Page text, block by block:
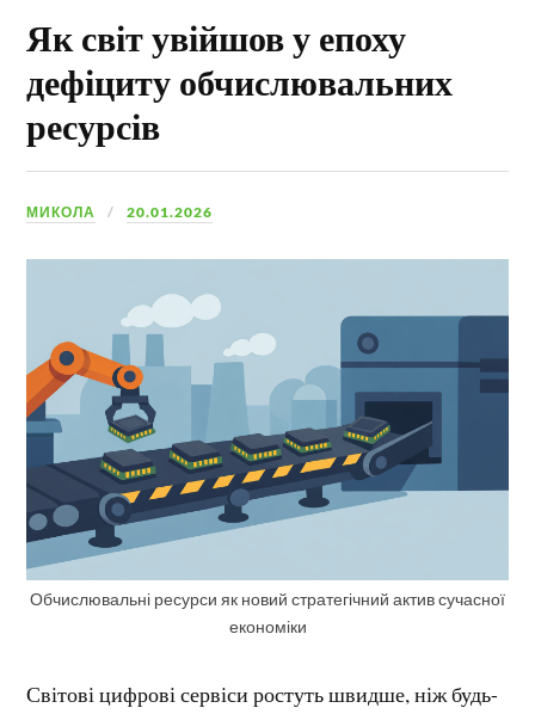
Як світ увійшов у епоху
дефіциту обчислювальних
ресурсів
МИКОЛА 20.01.2026
Обчислювальні ресурси як новий стратегічний актив сучасної
економіки
Світові цифрові сервіси ростуть швидше, ніж будь-